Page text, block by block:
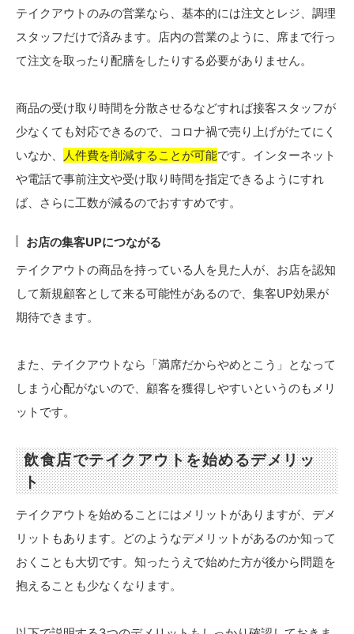
テイクアウトのみの営業なら、基本的には注文とレジ、調理
スタッフだけで済みます。店内の営業のように、席まで行っ
て注文を取ったり配膳をしたりする必要がありません。
商品の受け取り時間を分散させるなどすれば接客スタッフが
少なくても対応できるので、コロナ禍で売り上げがたてにく
いなか、
人件費を削減することが可能です。インターネット
や電話で事前注文や受け取り時間を指定できるようにすれ
ば、さらに工数が減るのでおすすめです。
お店の集客UPにつながる
テイクアウトの商品を持っている人を見た人が、お店を認知
して新規顧客として来る可能性があるので、集客UP効果が
期待できます。
また、テイクアウトなら「満席だからやめとこう」となって
しまう心配がないので、顧客を獲得しやすいというのもメリ
ットです。
飲食店でテイクアウトを始めるデメリッ
ト
テイクアウトを始めることにはメリットがありますが、デメ
リットもあります。どのようなデメリットがあるのか知って
おくことも大切です。知ったうえで始めた方が後から問題を
抱えることも少なくなります。